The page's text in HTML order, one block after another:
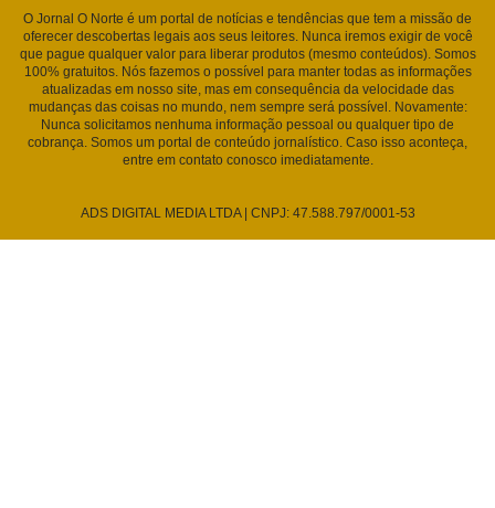
O Jornal O Norte é um portal de notícias e tendências que tem a missão de
oferecer descobertas legais aos seus leitores. Nunca iremos exigir de você
que pague qualquer valor para liberar produtos (mesmo conteúdos). Somos
100% gratuitos. Nós fazemos o possível para manter todas as informações
atualizadas em nosso site, mas em consequência da velocidade das
mudanças das coisas no mundo, nem sempre será possível. Novamente:
Nunca solicitamos nenhuma informação pessoal ou qualquer tipo de
cobrança. Somos um portal de conteúdo jornalístico. Caso isso aconteça,
entre em contato conosco imediatamente.
ADS DIGITAL MEDIA LTDA | CNPJ: 47.588.797/0001-53